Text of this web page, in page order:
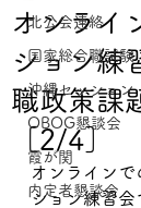
北公会連絡
国家総合職試験
沖縄セッション
OBOG懇談会
霞が関
内定者懇談会
オンライ
ション練
職政策課
［2/4］
オンラインで
ション練習会